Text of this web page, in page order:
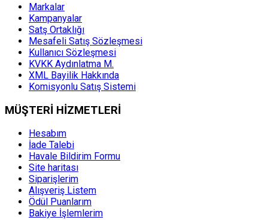
Markalar
Kampanyalar
Satş Ortaklığı
Mesafeli Satış Sözleşmesi
Kullanıcı Sözleşmesi
KVKK Aydınlatma M.
XML Bayilik Hakkında
Komisyonlu Satış Sistemi
MÜŞTERİ HİZMETLERİ
Hesabım
İade Talebi
Havale Bildirim Formu
Site haritası
Siparişlerim
Alışveriş Listem
Ödül Puanlarım
Bakiye İşlemlerim